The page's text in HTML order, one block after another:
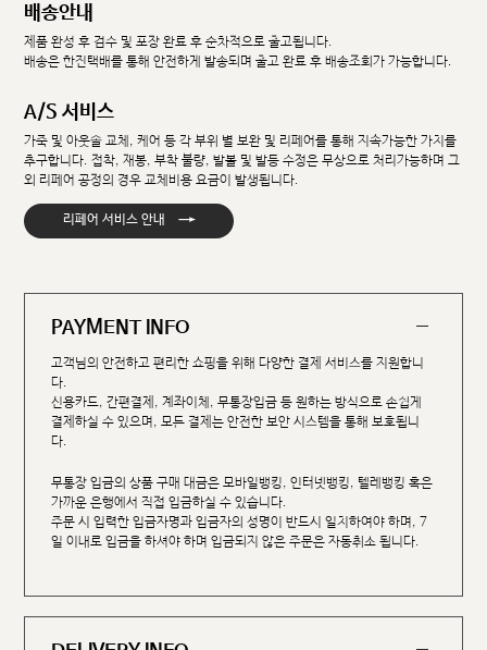
배송안내
제품 완성 후 검수 및 포장 완료 후 순차적으로 출고됩니다.
배송은 한진택배를 통해 안전하게 발송되며 출고 완료 후 배송조회가 가능합니다.
A/S 서비스
가죽 및 아웃솔 교체, 케어 등 각 부위 별 보완 및 리페어를 통해 지속가능한 가치를
추구합니다. 접착, 재봉, 부착 불량, 발볼 및 발등 수정은 무상으로 처리가능하며 그
외 리페어 공정의 경우 교체비용 요금이 발생됩니다.
리페어 서비스 안내 →
PAYMENT INFO
고객님의 안전하고 편리한 쇼핑을 위해 다양한 결제 서비스를 지원합니
다.
신용카드, 간편결제, 계좌이체, 무통장입금 등 원하는 방식으로 손쉽게
결제하실 수 있으며, 모든 결제는 안전한 보안 시스템을 통해 보호됩니
다.
무통장 입금의 상품 구매 대금은 모바일뱅킹, 인터넷뱅킹, 텔레뱅킹 혹은
가까운 은행에서 직접 입금하실 수 있습니다.
주문 시 입력한 입금자명과 입금자의 성명이 반드시 일치하여야 하며, 7
일 이내로 입금을 하셔야 하며 입금되지 않은 주문은 자동취소 됩니다.